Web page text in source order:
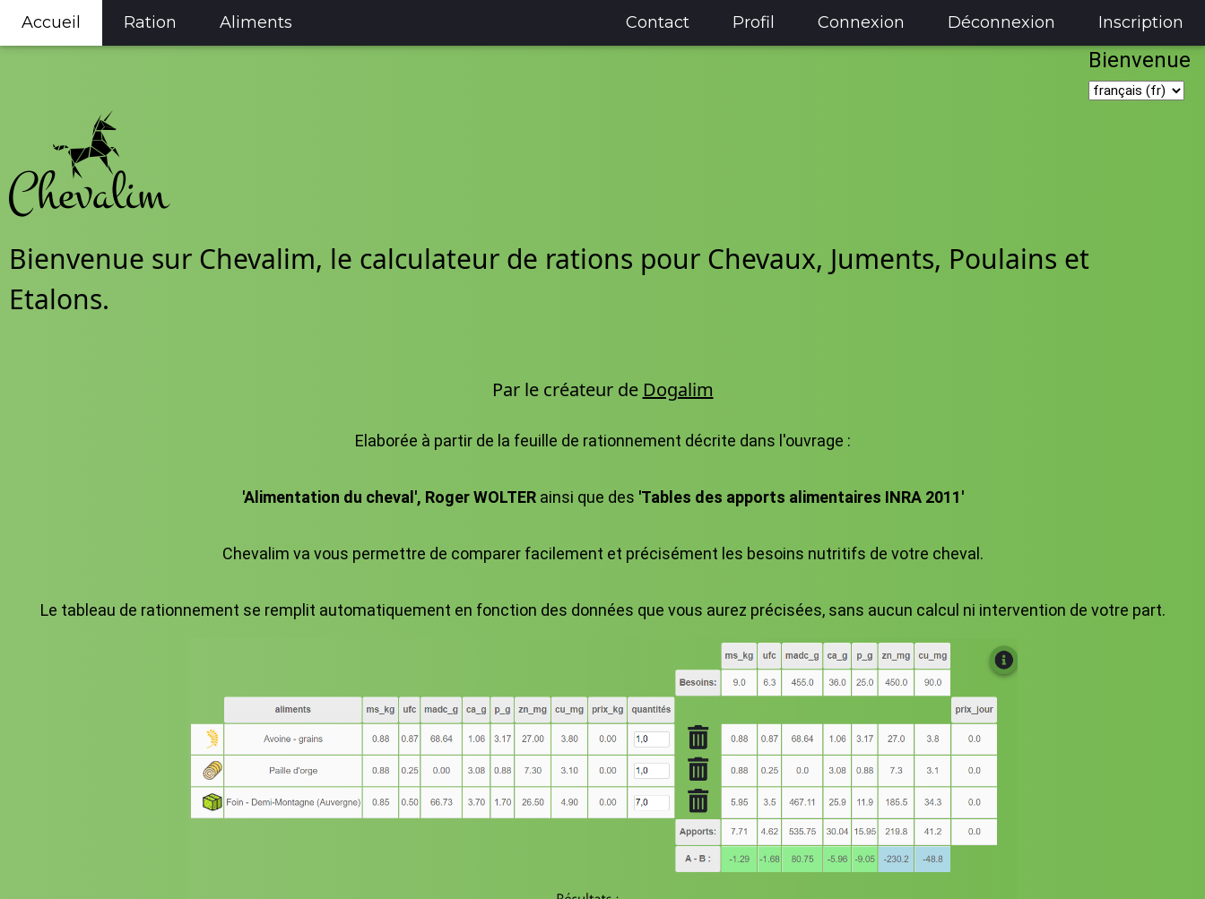
Accueil Ration Aliments Inscription
Déconnexion
Connexion
Profil
Contact
Bienvenue
Bienvenue sur Chevalim, le calculateur de rations pour Chevaux, Juments, Poulains et
Etalons.
Par le créateur de Dogalim
Elaborée à partir de la feuille de rationnement décrite dans l'ouvrage :
'Alimentation du cheval', Roger WOLTERainsi que des 'Tables des apports alimentaires INRA 2011'
Chevalim va vous permettre de comparer facilement et précisément les besoins nutritifs de votre cheval.
Le tableau de rationnement se remplit automatiquement en fonction des données que vous aurez précisées, sans aucun calcul ni intervention de votre part.